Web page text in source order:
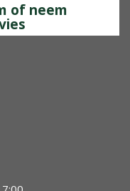
of neem